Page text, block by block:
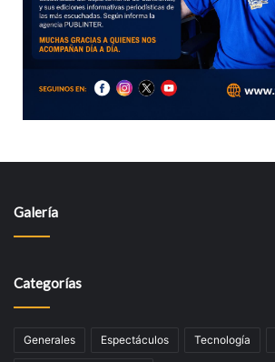
Galería
Categorías
Generales Espectáculos Tecnologí­a